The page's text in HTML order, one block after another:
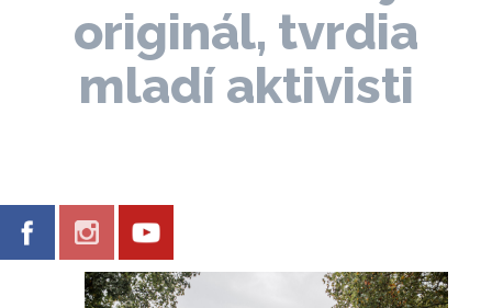
originál, tvrdia
mladí aktivisti